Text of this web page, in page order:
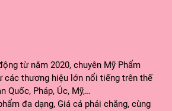
nhưng mà chất đặc thấm khá nhanh không có bị
Mới thoa thì cấp ẩm mềm da cũng oke nói chung
từ năm 2020, chuyên Mỹ Phẩm
các thương hiệu lớn nổi tiếng trên thế
Quốc, Pháp, Úc, Mỹ,…
đa dạng, Giá cả phải chăng, cùng